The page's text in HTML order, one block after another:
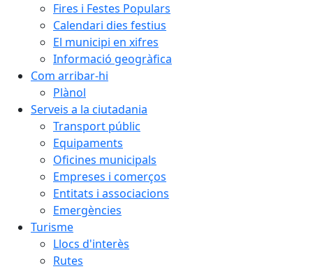
Fires i Festes Populars
Calendari dies festius
El municipi en xifres
Informació geogràfica
Com arribar-hi
Plànol
Serveis a la ciutadania
Transport públic
Equipaments
Oficines municipals
Empreses i comerços
Entitats i associacions
Emergències
Turisme
Llocs d'interès
Rutes